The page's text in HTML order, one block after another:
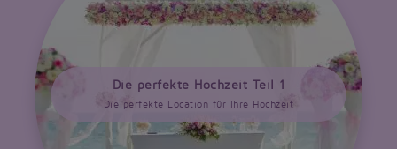
Die perfekte Hochzeit Teil 1
Die perfekte Location für Ihre Hochzeit